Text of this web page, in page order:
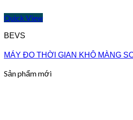
Quick View
BEVS
MÁY ĐO THỜI GIAN KHÔ MÀNG
Sản phẩm mới